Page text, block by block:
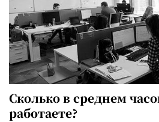
Сколько в среднем
работаете?